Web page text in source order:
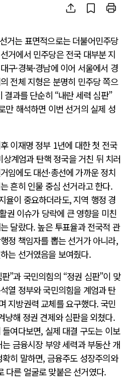
거는 표면적으로는 더불어민주당
거에서 민주당은 전국 대부분 지
구·경북·경남에 이어 서울에서 경
전체 지형은 분명히 민주당 쪽으
결과를 단순히 “내란 세력 심판”
만 해석하면 이번 선거의 실제 성
이재명 정부 1년에 대한 첫 전국
계엄과 탄핵 정국을 거친 뒤 치러
임에도 대선·총선에 가까운 정치
흔히 인물 중심 선거라고 한다.
율이 중요하더라도, 지역 행정 경
권 이슈가 당락에 큰 영향을 미친
달랐다. 높은 투표율과 전국적 관
정 책임자를 뽑는 선거가 아니라,
는 선거였음을 보여줬다.
”과 국민의힘의 “정권 심판”이 맞
열 정부와 국민의힘을 계엄과 탄
지방권력 교체를 요구했다. 국민
냥해 정권 견제와 심판을 외쳤다.
여다보면, 실제 대결 구도는 이보
금융시장 부양 세력과 부동산 개
히 말하면, 금융주도 성장주의와
다른 얼굴로 맞붙은 선거였다.